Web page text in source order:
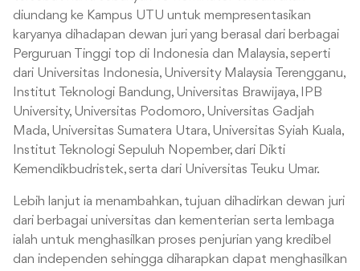
diundang ke Kampus UTU untuk mempresentasikan
karyanya dihadapan dewan juri yang berasal dari berbagai
Perguruan Tinggi top di Indonesia dan Malaysia, seperti
dari Universitas Indonesia, University Malaysia Terengganu,
Institut Teknologi Bandung, Universitas Brawijaya, IPB
University, Universitas Podomoro, Universitas Gadjah
Mada, Universitas Sumatera Utara, Universitas Syiah Kuala,
Institut Teknologi Sepuluh Nopember, dari Dikti
Kemendikbudristek, serta dari Universitas Teuku Umar.
Lebih lanjut ia menambahkan, tujuan dihadirkan dewan juri
dari berbagai universitas dan kementerian serta lembaga
ialah untuk menghasilkan proses penjurian yang kredibel
dan independen sehingga diharapkan dapat menghasilkan